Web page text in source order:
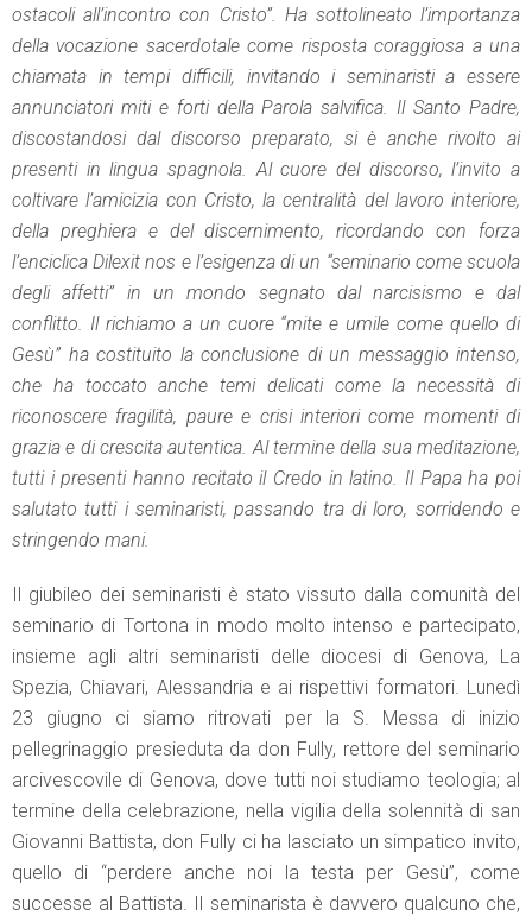
ostacoli all’incontro con Cristo”. Ha sottolineato l’importanza
della vocazione sacerdotale come risposta coraggiosa a una
chiamata in tempi difficili, invitando i seminaristi a essere
annunciatori miti e forti della Parola salvifica. Il Santo Padre,
discostandosi dal discorso preparato, si è anche rivolto ai
presenti in lingua spagnola. Al cuore del discorso, l’invito a
coltivare l’amicizia con Cristo, la centralità del lavoro interiore,
della preghiera e del discernimento, ricordando con forza
l’enciclica Dilexit nos e l’esigenza di un “seminario come scuola
degli affetti” in un mondo segnato dal narcisismo e dal
conflitto. Il richiamo a un cuore “mite e umile come quello di
Gesù” ha costituito la conclusione di un messaggio intenso,
che ha toccato anche temi delicati come la necessità di
riconoscere fragilità, paure e crisi interiori come momenti di
grazia e di crescita autentica. Al termine della sua meditazione,
tutti i presenti hanno recitato il Credo in latino. Il Papa ha poi
salutato tutti i seminaristi, passando tra di loro, sorridendo e
stringendo mani.
Il giubileo dei seminaristi è stato vissuto dalla comunità del
seminario di Tortona in modo molto intenso e partecipato,
insieme agli altri seminaristi delle diocesi di Genova, La
Spezia, Chiavari, Alessandria e ai rispettivi formatori. Lunedì
23 giugno ci siamo ritrovati per la S. Messa di inizio
pellegrinaggio presieduta da don Fully, rettore del seminario
arcivescovile di Genova, dove tutti noi studiamo teologia; al
termine della celebrazione, nella vigilia della solennità di san
Giovanni Battista, don Fully ci ha lasciato un simpatico invito,
quello di “perdere anche noi la testa per Gesù”, come
successe al Battista. Il seminarista è davvero qualcuno che,